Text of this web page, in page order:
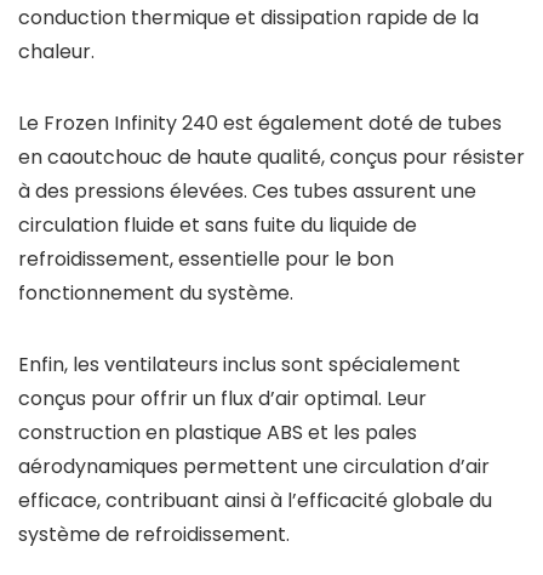
conduction thermique et dissipation rapide de la
chaleur.
Le Frozen Infinity 240 est également doté de tubes
en caoutchouc de haute qualité, conçus pour résister
à des pressions élevées. Ces tubes assurent une
circulation fluide et sans fuite du liquide de
refroidissement, essentielle pour le bon
fonctionnement du système.
Enfin, les ventilateurs inclus sont spécialement
conçus pour offrir un flux d’air optimal. Leur
construction en plastique ABS et les pales
aérodynamiques permettent une circulation d’air
efficace, contribuant ainsi à l’efficacité globale du
système de refroidissement.